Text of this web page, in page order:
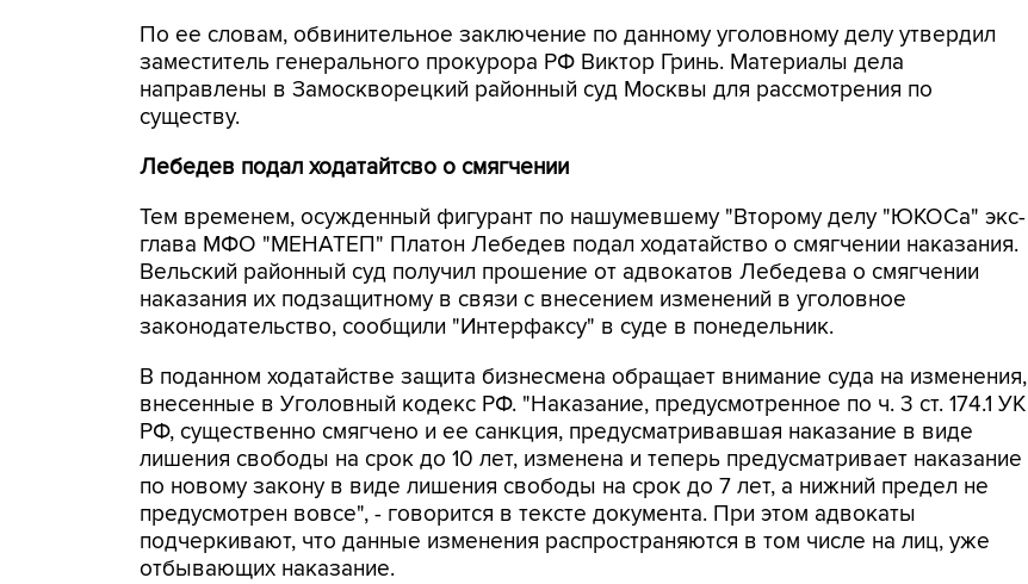
По ее словам, обвинительное заключение по данному уголовному делу утвердил
заместитель генерального прокурора РФ Виктор Гринь. Материалы дела
направлены в Замоскворецкий районный суд Москвы для рассмотрения по
существу.
Лебедев подал ходатайтсво о смягчении
Тем временем, осужденный фигурант по нашумевшему "Второму делу "ЮКОСа" экс-
глава МФО "МЕНАТЕП" Платон Лебедев подал ходатайство о смягчении наказания.
Вельский районный суд получил прошение от адвокатов Лебедева о смягчении
наказания их подзащитному в связи с внесением изменений в уголовное
законодательство, сообщили "Интерфаксу" в суде в понедельник.
В поданном ходатайстве защита бизнесмена обращает внимание суда на изменения,
внесенные в Уголовный кодекс РФ. "Наказание, предусмотренное по ч. 3 ст. 174.1 УК
РФ, существенно смягчено и ее санкция, предусматривавшая наказание в виде
лишения свободы на срок до 10 лет, изменена и теперь предусматривает наказание
по новому закону в виде лишения свободы на срок до 7 лет, а нижний предел не
предусмотрен вовсе", - говорится в тексте документа. При этом адвокаты
подчеркивают, что данные изменения распространяются в том числе на лиц, уже
отбывающих наказание.